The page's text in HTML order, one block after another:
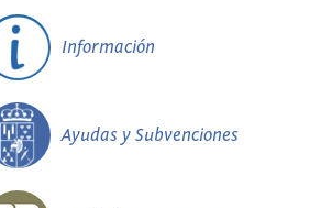
Información
Ayudas y Subvenciones